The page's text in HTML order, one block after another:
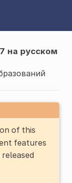
на русском
of this
features